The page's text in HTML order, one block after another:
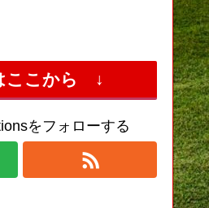
ここから ↓
をフォローする